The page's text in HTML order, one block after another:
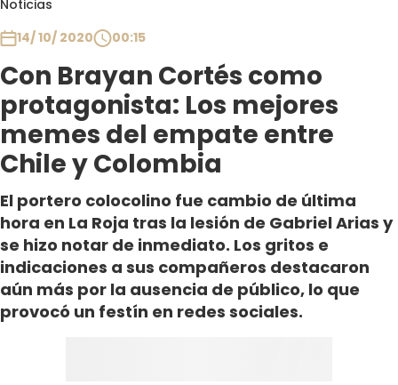
Noticias
14/ 10/ 2020
00:15
Con Brayan Cortés como
protagonista: Los mejores
memes del empate entre
Chile y Colombia
El portero colocolino fue cambio de última
hora en La Roja tras la lesión de Gabriel Arias y
se hizo notar de inmediato. Los gritos e
indicaciones a sus compañeros destacaron
aún más por la ausencia de público, lo que
provocó un festín en redes sociales.
Club De La Comedia
Contigo en Directo
Plan Perfecto
El Tiempo
Sabingo
Todos Los Programas